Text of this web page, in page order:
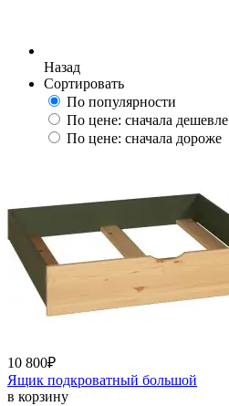
Назад
Сортировать
По популярности
По цене: сначала дешевле
По цене: сначала дороже
10 800₽
Ящик подкроватный большой
в корзину